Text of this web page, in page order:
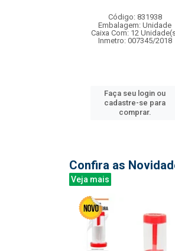
Código: 831938
Embalagem: Unidade
Caixa Com: 12
Inmetro: 007345/2018
Faça seu login ou
cadastre-se para
comprar.
Confira as
Veja mais